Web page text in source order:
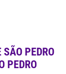
PEDRO
PEDRO